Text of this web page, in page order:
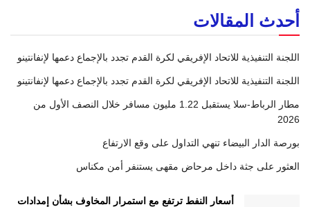
أحدث المقالات
اللجنة التنفيذية للاتحاد الإفريقي لكرة القدم تجدد بالإجماع دعمها لإنفانتينو
اللجنة التنفيذية للاتحاد الإفريقي لكرة القدم تجدد بالإجماع دعمها لإنفانتينو
مطار الرباط-سلا يستقبل 1.22 مليون مسافر خلال النصف الأول من
2026
بورصة الدار البيضاء تنهي التداول على وقع الارتفاع
العثور على جثة داخل مرحاض مقهى يستنفر أمن مكناس
أسعار النفط ترتفع مع استمرار المخاوف بشأن إمدادات